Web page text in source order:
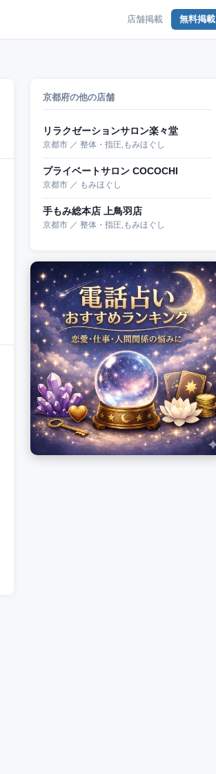
店舗掲載 無料掲載
京都府の他の店舗
リラクゼーションサロン楽々堂
京都市 ／ 整体・指圧,もみほぐし
プライベートサロン COCOCHI
京都市 ／ もみほぐし
手もみ総本店 上鳥羽店
京都市 ／ 整体・指圧,もみほぐし